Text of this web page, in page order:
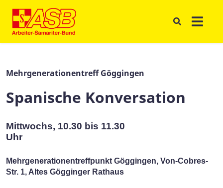
Mehrgenerationentreff Göggingen
Spanische Konversation
Mittwochs, 10.30 bis 11.30
Uhr
Mehrgenerationentreffpunkt Göggingen, Von-Cobres-
Str. 1, Altes Gögginger Rathaus